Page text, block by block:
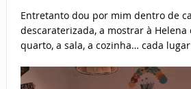
Entretanto dou por mim dentro de
descaraterizada, a mostrar à Helena
quarto, a sala, a cozinha… cada